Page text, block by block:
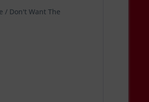
/ Don't Want The